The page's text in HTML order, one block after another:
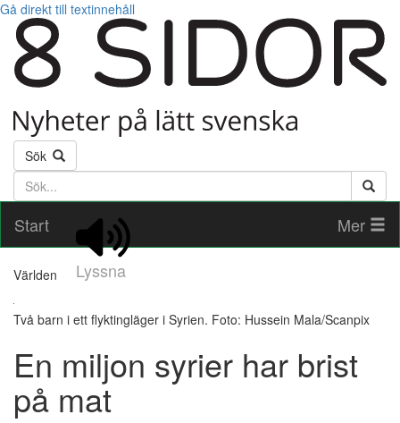
Gå direkt till textinnehåll
Sök
Söktext
Start
Lyssna
Mer
Världen
Två barn i ett flyktingläger i Syrien. Foto: Hussein Mala/Scanpix
En miljon syrier har brist
på mat